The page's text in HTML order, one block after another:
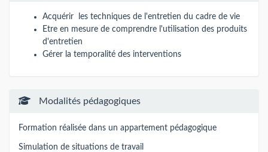
Acquérir les techniques de l'entretien du cadre de vie
Etre en mesure de comprendre l'utilisation des produits
d'entretien
Gérer la temporalité des interventions
Modalités pédagogiques
Formation réalisée dans un appartement pédagogique
Simulation de situations de travail